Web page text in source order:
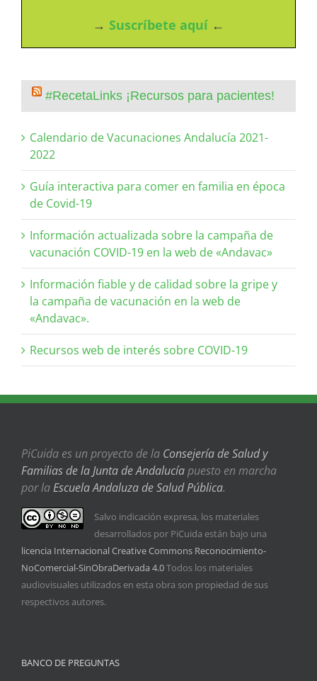
→ Suscríbete aquí ←
#RecetaLinks ¡Recursos para pacientes!
Calendario de Vacunaciones Andalucía 2021-
2022
Guía interactiva para comer en familia en época
de Covid-19
Información actualizada sobre la campaña de
vacunación COVID-19 en la web de «Andavac»
Información fiable y de calidad sobre la gripe y
la campaña de vacunación en la web de
«Andavac».
Recursos web de interés sobre COVID-19
PiCuida es un proyecto de la Consejería de Salud y
Familias de la Junta de Andalucíapuesto en marcha
por laEscuela Andaluza de Salud Pública.
Salvo indicación expresa, los materiales
desarrollados por PiCuida están bajo una
licencia Internacional Creative Commons Reconocimiento-
NoComercial-SinObraDerivada 4.0Todos los materiales
audiovisuales utilizados en esta obra son propiedad de sus
respectivos autores.
BANCO DE PREGUNTAS